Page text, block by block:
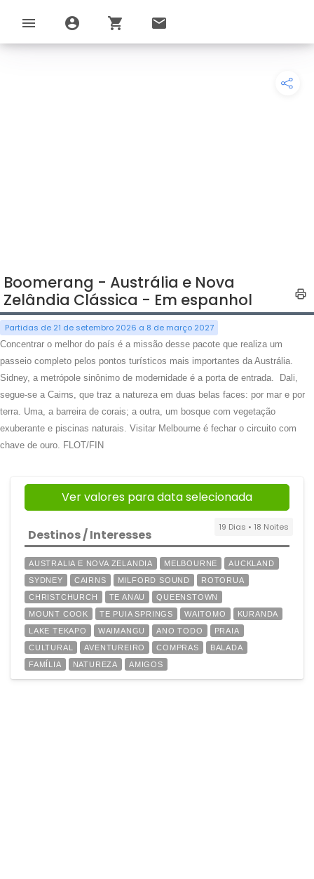
menu account_circle shopping_cart email
Boomerang - Austrália e Nova
Zelândia Clássica - Em espanhol
Partidas de 21 de setembro 2026 a 8 de março 2027
Concentrar o melhor do país é a missão desse pacote que realiza um
passeio completo pelos pontos turísticos mais importantes da Austrália.
Sidney, a metrópole sinônimo de modernidade é a porta de entrada. Dali,
segue-se a Cairns, que traz a natureza em duas belas faces: por mar e por
terra. Uma, a barreira de corais; a outra, um bosque com vegetação
exuberante e piscinas naturais. Visitar Melbourne é fechar o circuito com
chave de ouro. FLOT/FIN
Ver valores para data selecionada
19 Dias • 18 Noites
Destinos / Interesses
AUSTRALIA E NOVA ZELANDIA MELBOURNE
AUCKLAND
SYDNEY
CAIRNS MILFORD SOUND
ROTORUA
CHRISTCHURCH
TE ANAU
QUEENSTOWN
MOUNT COOK
TE PUIA SPRINGS WAITOMO
KURANDA
LAKE TEKAPO
WAIMANGU ANO TODO
PRAIA
CULTURAL
AVENTUREIRO COMPRAS
BALADA
FAMÍLIA
NATUREZA AMIGOS